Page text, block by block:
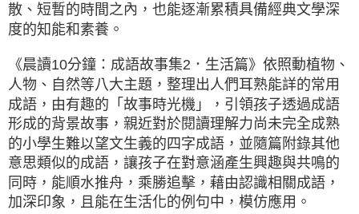
散、短暫的時間之內，也能逐漸累積具備經典文學深
度的知能和素養。
《晨讀10分鐘：成語故事集2．生活篇》依照動植物、
人物、自然等八大主題，整理出人們耳熟能詳的常用
成語，由有趣的「故事時光機」，引領孩子透過成語
形成的背景故事，親近對於閱讀理解力尚未完全成熟
的小學生難以望文生義的四字成語，並隨篇附錄其他
意思類似的成語，讓孩子在對意涵產生興趣與共鳴的
同時，能順水推舟，乘勝追擊，藉由認識相關成語，
加深印象，且能在生活化的例句中，模仿應用。